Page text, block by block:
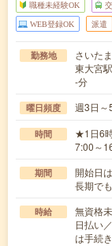
職種未経験OK
WEB登録OK 派遣
勤務地
さいた
東大宮
-分
曜日頻度 週3日
時間
★1日6
7:00～
期間
開始日
長期で
時給
無資格
日払い
は手続